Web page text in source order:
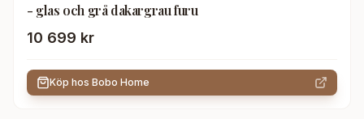
- glas och grå dakargrau furu
10 699 kr
Köp hos Bobo Home